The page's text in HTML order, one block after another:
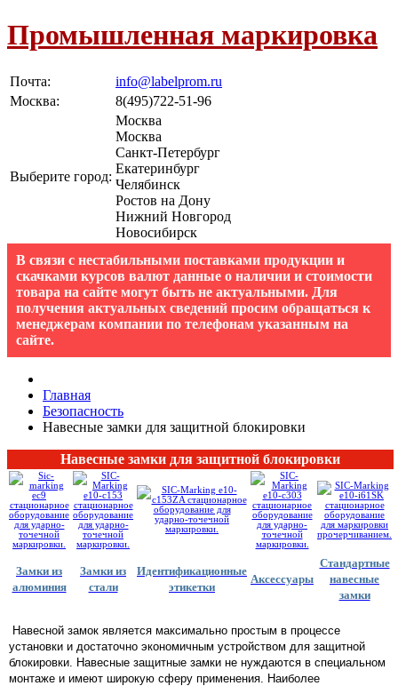
Промышленная маркировка
Почта:
info@labelprom.ru
Москва: 8(495)722-51-96
Выберите город:
Москва
Москва
Санкт-Петербург
Екатеринбург
Челябинск
Ростов на Дону
Нижний Новгород
Новосибирск
В связи с нестабильными поставками продукции и
скачками курсов валют данные о наличии и стоимости
товара на сайте могут быть не актуальными. Для
получения актуальных сведений просим обращаться к
менеджерам компании по телефонам указанным на
сайте.
Главная
Безопасность
Навесные замки для защитной блокировки
Навесные замки для защитной блокировки
Замки из
алюминия
Замки из
стали
Идентификационные
этикетки
Аксессуары
Стандартные
навесные
замки
Навесной замок является максимально простым в процессе
установки и достаточно экономичным устройством для защитной
блокировки. Навесные защитные замки не нуждаются в специальном
монтаже и имеют широкую сферу применения. Наиболее